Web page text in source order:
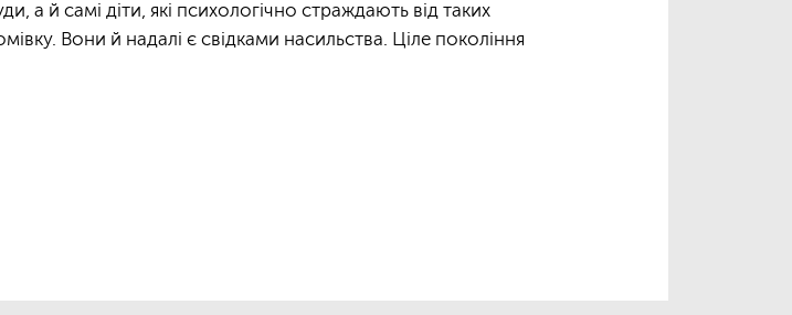
й самі діти, які психологічно страждають від таких
Вони й надалі є свідками насильства. Ціле покоління